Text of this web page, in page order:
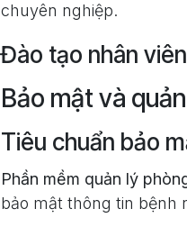
chuyên nghiệp.
Đào tạo nhân
Bảo mật và
Tiêu chuẩn bảo
Phần mềm quản lý
bảo mật thông tin bệnh